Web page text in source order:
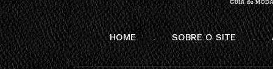
HOME SOBRE O SITE